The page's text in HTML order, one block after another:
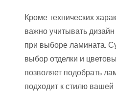
Кроме технических
важно учитывать
при выборе ламината.
выбор отделки и
позволяет подобрать
подходит к стилю вашей